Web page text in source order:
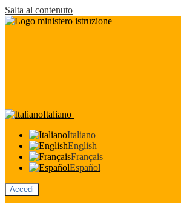
Salta al contenuto
Italiano
Italiano
English
Français
Español
Accedi